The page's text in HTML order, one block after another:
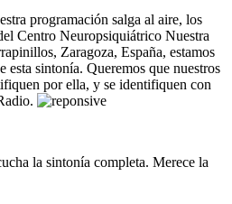
programación salga al aire, los
Centro Neuropsiquiátrico Nuestra
Zaragoza, España, estamos
esta sintonía. Queremos que nuestros
por ella, y se identifiquen con
la sintonía completa. Merece la